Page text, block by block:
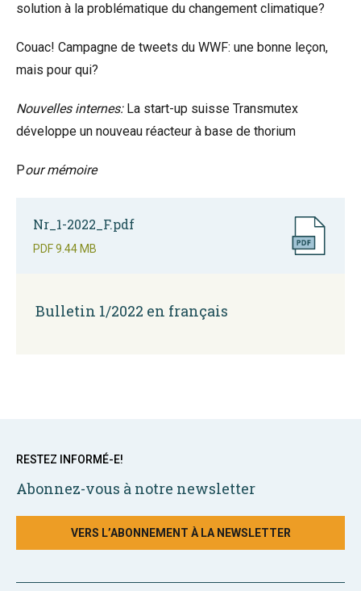
solution à la problématique du changement climatique?
Couac! Campagne de tweets du WWF: une bonne leçon,
mais pour qui?
Nouvelles internes: La start-up suisse Transmutex
développe un nouveau réacteur à base de thorium
Pour mémoire
Nr_1-2022_F.pdf
PDF9.44 MB
Bulletin 1/2022 en français
RESTEZ INFORMÉ-E!
Abonnez-vous à notre newsletter
VERS L’ABONNEMENT À LA NEWSLETTER